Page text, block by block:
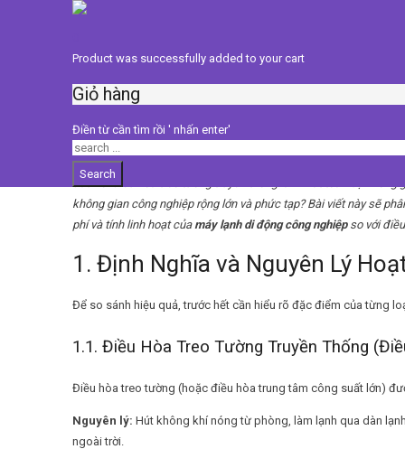
Product was successfully added to your cart
Giỏ hàng
Điền từ cần tìm rồi ' nhấn enter'
Search
Loại Nào Hiệu Quả Hơn?
8 Tháng Mười Hai, 2025
Trong môi trường nhà xưởng, nhu cầu làm mát rất cấp thiết.
đầu với điều hòa treo tường truyền thống làm mát toàn bộ không
không gian công nghiệp rộng lớn và phức tạp? Bài viết này sẽ
phí và tính linh hoạt của máy lạnh di động công nghiệpso với
1. Định Nghĩa và Nguyên Lý
Để so sánh hiệu quả, trước hết cần hiểu rõ đặc điểm của từng
1.1. Điều Hòa Treo Tường Truyền Thống
Điều hòa treo tường (hoặc điều hòa trung tâm công suất lớn)
Nguyên lý: Hút không khí nóng từ phòng, làm lạnh qua dàn
ngoài trời.